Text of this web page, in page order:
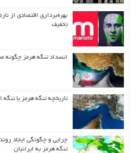
بهره‌برداری اقتصادی از
تخفیف
انسداد تنگه هرمز چگونه
تاریخچه تنگه هرمز یا تنگه
چرایی و چگونگی ایجاد
تنگه هرمز به ایرانیان